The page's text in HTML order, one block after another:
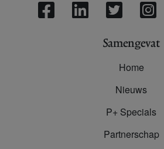
Samengevat
Home
Nieuws
P+ Specials
Partnerschap